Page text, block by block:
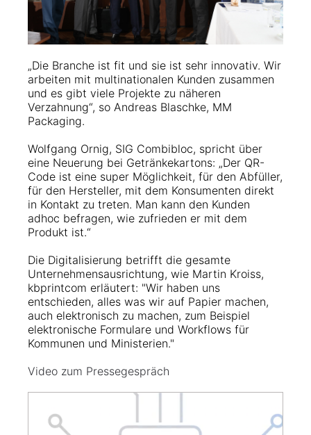
„Die Branche ist fit und sie ist sehr innovativ. Wir
arbeiten mit multinationalen Kunden zusammen
und es gibt viele Projekte zu näheren
Verzahnung“, so Andreas Blaschke, MM
Packaging.
Wolfgang Ornig, SIG Combibloc, spricht über
eine Neuerung bei Getränkekartons: „Der QR-
Code ist eine super Möglichkeit, für den Abfüller,
für den Hersteller, mit dem Konsumenten direkt
in Kontakt zu treten. Man kann den Kunden
adhoc befragen, wie zufrieden er mit dem
Produkt ist.“
Die Digitalisierung betrifft die gesamte
Unternehmensausrichtung, wie Martin Kroiss,
kbprintcom erläutert: "Wir haben uns
entschieden, alles was wir auf Papier machen,
auch elektronisch zu machen, zum Beispiel
elektronische Formulare und Workflows für
Kommunen und Ministerien."
Video zum Pressegespräch